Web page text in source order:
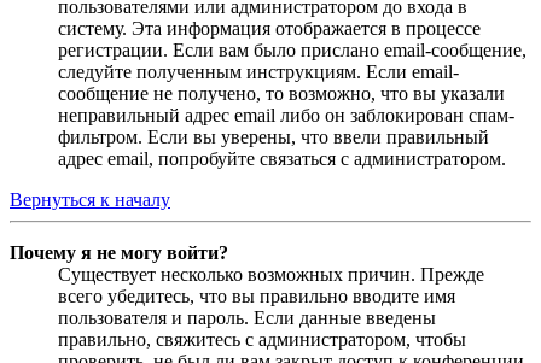
пользователями или администратором до входа в
систему. Эта информация отображается в процессе
регистрации. Если вам было прислано email-сообщение,
следуйте полученным инструкциям. Если email-
сообщение не получено, то возможно, что вы указали
неправильный адрес email либо он заблокирован спам-
фильтром. Если вы уверены, что ввели правильный
адрес email, попробуйте связаться с администратором.
Вернуться к началу
Почему я не могу войти?
Существует несколько возможных причин. Прежде
всего убедитесь, что вы правильно вводите имя
пользователя и пароль. Если данные введены
правильно, свяжитесь с администратором, чтобы